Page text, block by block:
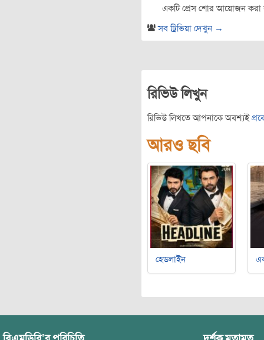
একটি প্রেস শোর আয়োজন করা
সব ট্রিভিয়া দেখুন →
রিভিউ লিখুন
রিভিউ লিখতে আপনাকে অবশ্যই
আরও ছবি
হেডলাইন